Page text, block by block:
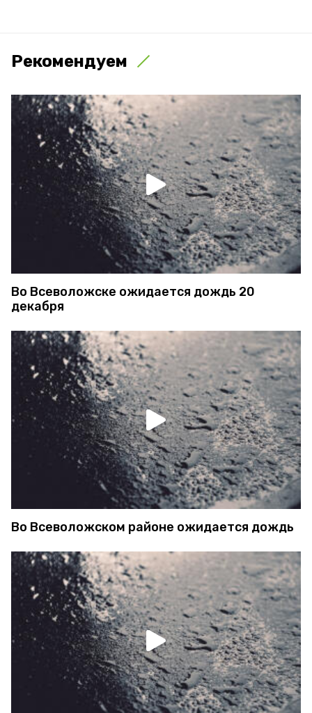
Рекомендуем
Во Всеволожске ожидается дождь 20
декабря
Во Всеволожском районе ожидается дождь